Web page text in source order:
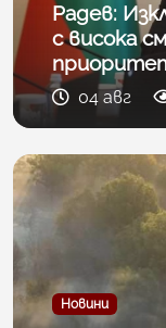
Радев:
с висока
04 авг
Новини